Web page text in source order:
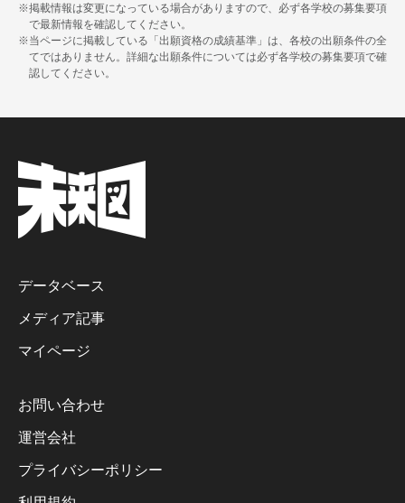
※掲載情報は変更になっている場合がありますので、必ず各学校の募集要項
で最新情報を確認してください。
※当ページに掲載している「出願資格の成績基準」は、各校の出願条件の全
てではありません。詳細な出願条件については必ず各学校の募集要項で確
認してください。
データベース
メディア記事
マイページ
お問い合わせ
運営会社
プライバシーポリシー